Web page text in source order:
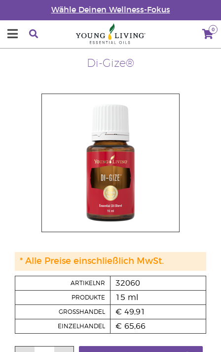
Wähle Deinen Wellness-Fokus
0
Di-Gize®
ARTIKELNR 32060
PRODUKTE 15 ml
GROSSHANDEL € 49,91
EINZELHANDEL € 65,66
* Alle Preise einschließlich MwSt.